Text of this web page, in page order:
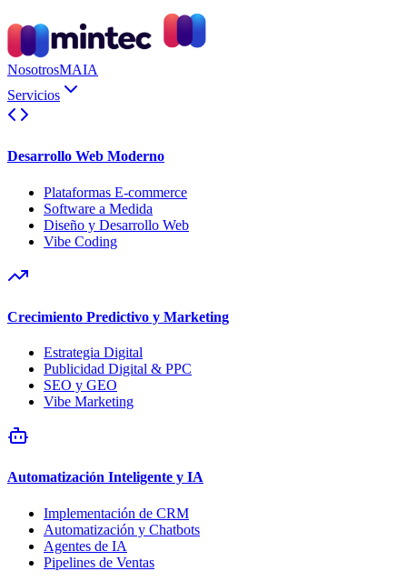
NosotrosMAIA
Servicios
Desarrollo Web Moderno
Plataformas E-commerce
Software a Medida
Diseño y Desarrollo Web
Vibe Coding
Crecimiento Predictivo y Marketing
Estrategia Digital
Publicidad Digital & PPC
SEO y GEO
Vibe Marketing
Automatización Inteligente y IA
Implementación de CRM
Automatización y Chatbots
Agentes de IA
Pipelines de Ventas